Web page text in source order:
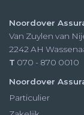
Noordover
Van Zuylen van
2242 AH
T 070 - 870 0010
Noordover
Particulier